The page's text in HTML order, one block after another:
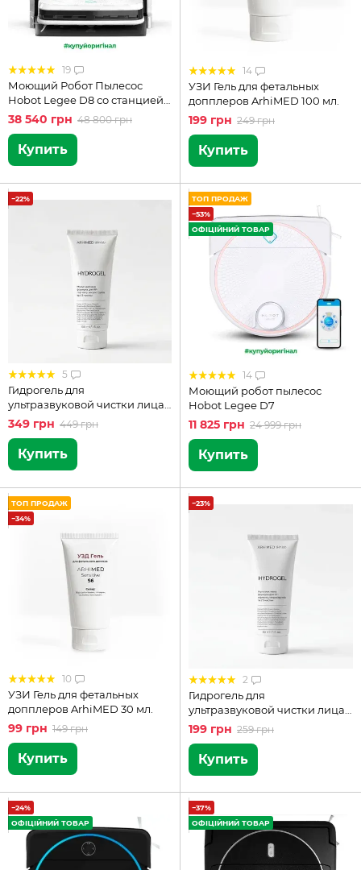
19
Моющий Робот Пылесос
Hobot Legee D8 со станцией
LuLu
38 540 грн 48 800 грн
Купить
14
УЗИ Гель для фетальных
допплеров ArhiMED 100 мл.
199 грн 249 грн
Купить
−22%
5
Гидрогель для
ультразвуковой чистки лица
ARHIMED skin lab HYDROGEL
100 мл
349 грн 449 грн
Купить
ТОП ПРОДАЖ
−53%
ОФІЦІЙНИЙ ТОВАР
14
Моющий робот пылесос
Hobot Legee D7
11 825 грн 24 999 грн
Купить
ТОП ПРОДАЖ
−34%
10
УЗИ Гель для фетальных
допплеров ArhiMED 30 мл.
99 грн 149 грн
Купить
−23%
2
Гидрогель для
ультразвуковой чистки лица
ARHIMED skin lab HYDROGEL
30 мл
199 грн 259 грн
Купить
−24%
ОФІЦІЙНИЙ ТОВАР
−37%
ОФІЦІЙНИЙ ТОВАР